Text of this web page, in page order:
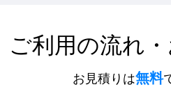
ご利用の流れ
お見積りは無料